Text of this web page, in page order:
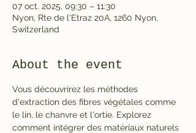
07 oct. 2025, 09:30 – 11:30
Nyon, Rte de l'Etraz 20A, 1260 Nyon,
Switzerland
About the event
Vous découvrirez les méthodes
d'extraction des fibres végétales comme
le lin, le chanvre et l'ortie. Explorez
comment intégrer des matériaux naturels